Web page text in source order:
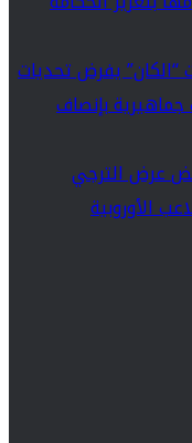
يفرض تحديات
بإنصاف
عرض الترجي
الأوروبية